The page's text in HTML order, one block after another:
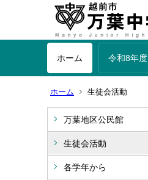
ホーム 令和8年度
ホーム 生徒会活動
万葉地区公民館
生徒会活動
各学年から